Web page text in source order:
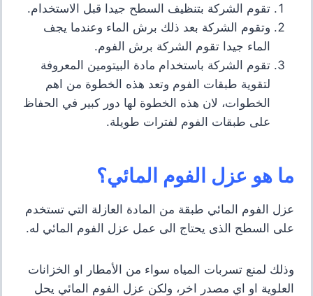
تقوم الشركة بتنظيف السطح جيدا قبل الاستخدام.
وتقوم الشركة بعد ذلك برش الماء وعندما يجف
الماء جيدا تقوم الشركة برش الفوم.
تقوم الشركة باستخدام مادة البيتومين المعروفة
لتقوية طبقات الفوم وتعد هذه الخطوة من اهم
الخطوات، لان هذه الخطوة لها دور كبير في الحفاظ
على طبقات الفوم لفترات طويلة.
ما هو عزل الفوم المائي؟
عزل الفوم المائي طبقة من المادة العازلة التي تستخدم
على السطح الذى يحتاج الى عمل عزل الفوم المائي له.
وذلك لمنع تسربات المياه سواء من الأمطار او الخزانات
العلوية او اي مصدر اخر، ولكن عزل الفوم المائي يحل